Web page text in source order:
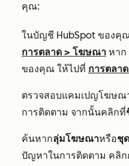
คุณ:
ในบัญชี HubSpot ของคุ
การตลาด > โฆษณา หาก
ของคุณ ให้ไปที่ การตลาด
ตรวจสอบแคมเปญโฆษ
การติดตาม จากนั้นคลิกที่
ค้นหากลุ่มโฆษณาหรือชุ
ปัญหาในการติดตาม คลิก